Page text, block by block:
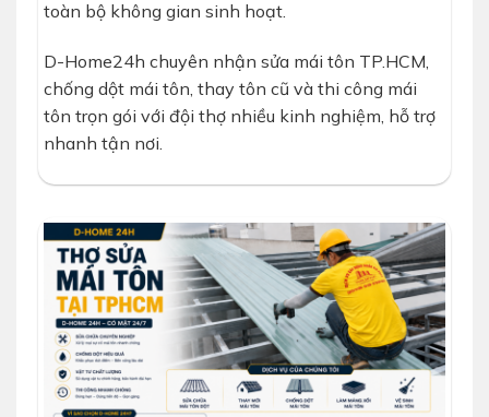
toàn bộ không gian sinh hoạt.
D-Home24h chuyên nhận sửa mái tôn TP.HCM,
chống dột mái tôn, thay tôn cũ và thi công mái
tôn trọn gói với đội thợ nhiều kinh nghiệm, hỗ trợ
nhanh tận nơi.